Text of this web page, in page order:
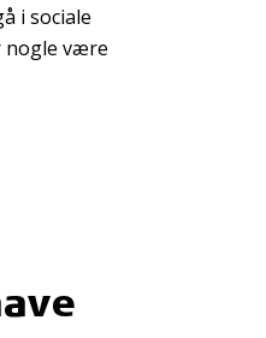
i sociale
nogle være